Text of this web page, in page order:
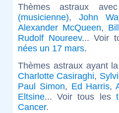
Thèmes astraux
(musicienne), John
Alexander McQueen,
Rudolf Noureev... Voir
nées un 17 mars.
Thèmes astraux ayant
Charlotte Casiraghi,
Paul Simon, Ed Harris,
Eltsine... Voir tous les
Cancer.